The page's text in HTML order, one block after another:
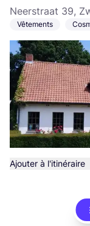
Neerstraat 39,
Vêtements
Ajouter à l'itinéraire